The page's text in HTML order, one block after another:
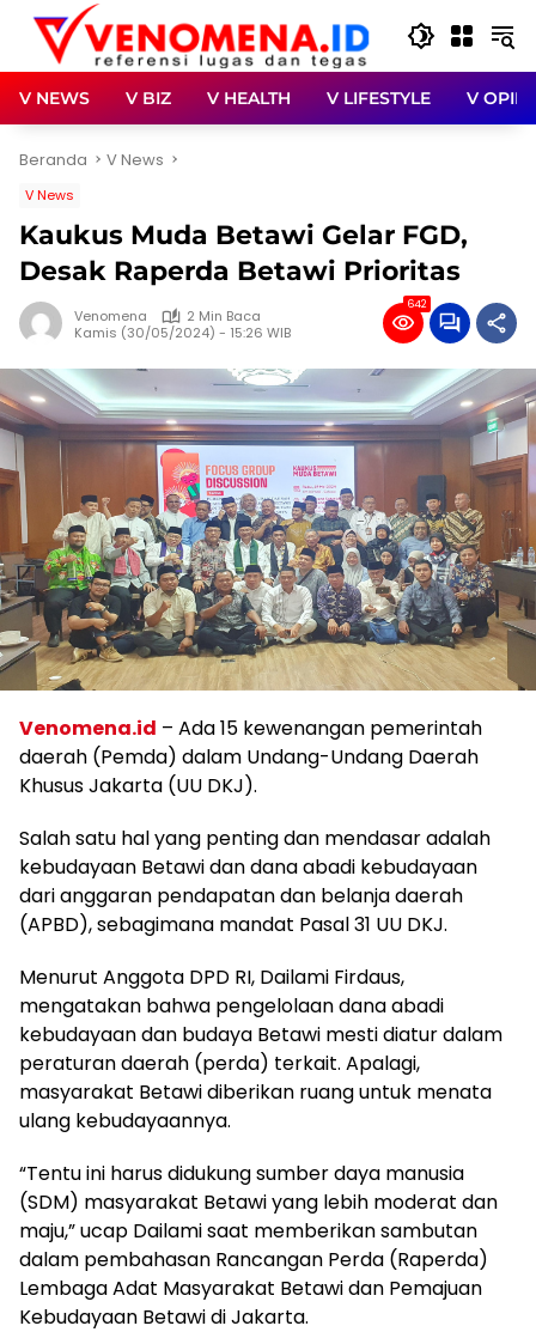
Langsung
konten
V NEWS V BIZ V HEALTH V LIFESTYLE V OPINI
Beranda V News
V News
Kaukus Muda Betawi Gelar FGD,
Desak Raperda Betawi Prioritas
Venomena
2 Min Baca
Kamis (30/05/2024) - 15:26 WIB
642
Venomena.id – Ada 15 kewenangan pemerintah
daerah (Pemda) dalam Undang-Undang Daerah
Khusus Jakarta (UU DKJ).
Salah satu hal yang penting dan mendasar adalah
kebudayaan Betawi dan dana abadi kebudayaan
dari anggaran pendapatan dan belanja daerah
(APBD), sebagimana mandat Pasal 31 UU DKJ.
Menurut Anggota DPD RI, Dailami Firdaus,
mengatakan bahwa pengelolaan dana abadi
kebudayaan dan budaya Betawi mesti diatur dalam
peraturan daerah (perda) terkait. Apalagi,
masyarakat Betawi diberikan ruang untuk menata
ulang kebudayaannya.
“Tentu ini harus didukung sumber daya manusia
(SDM) masyarakat Betawi yang lebih moderat dan
maju,” ucap Dailami saat memberikan sambutan
dalam pembahasan Rancangan Perda (Raperda)
Lembaga Adat Masyarakat Betawi dan Pemajuan
Kebudayaan Betawi di Jakarta.